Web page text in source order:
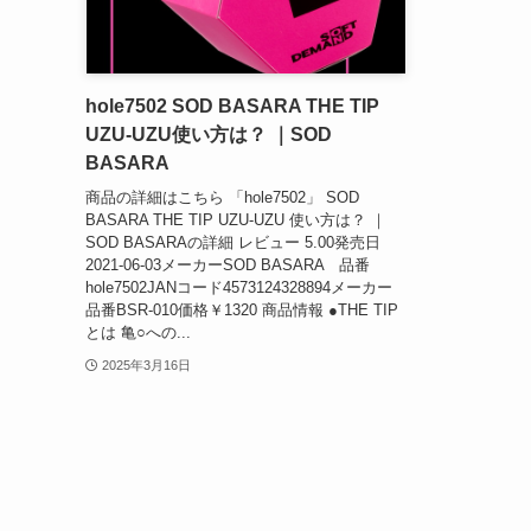
hole7502 SOD BASARA THE TIP
UZU-UZU使い方は？ ｜SOD
BASARA
商品の詳細はこちら 「hole7502」 SOD
BASARA THE TIP UZU-UZU 使い方は？ ｜
SOD BASARAの詳細 レビュー 5.00発売日
2021-06-03メーカーSOD BASARA 品番
hole7502JANコード4573124328894メーカー
品番BSR-010価格￥1320 商品情報 ●THE TIP
とは 亀○への...
2025年3月16日